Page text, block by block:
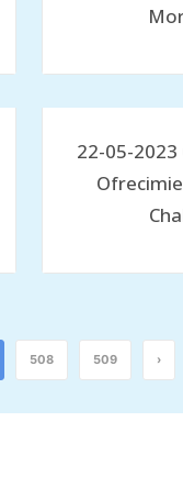
22-05-2023
508 509 ›